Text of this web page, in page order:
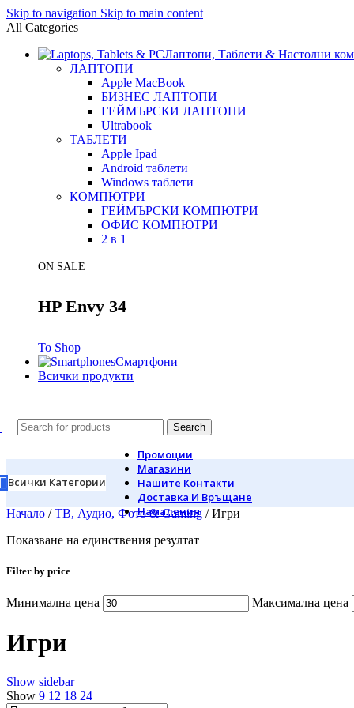
Skip to navigation Skip to main content
All Categories
Лаптопи, Таблети & Настолни
ЛАПТОПИ
Apple MacBook
БИЗНЕС ЛАПТОПИ
ГЕЙМЪРСКИ ЛАПТОПИ
Ultrabook
ТАБЛЕТИ
Apple Ipad
Android таблети
Windows таблети
КОМПЮТРИ
ГЕЙМЪРСКИ КОМПЮТРИ
ОФИС КОМПЮТРИ
2 в 1
ON SALE
HP Envy 34
To Shop
Смартфони
Всички продукти
Search
Всички Категории
Промоции
Магазини
Нашите Контакти
Доставка И Връщане
Намаления
Начало / ТВ, Аудио, Фото & Gaming / Игри
Показване на единствения резултат
Filter by price
Минимална цена Максимална цена
Игри
Show sidebar
Show 9 12 18 24